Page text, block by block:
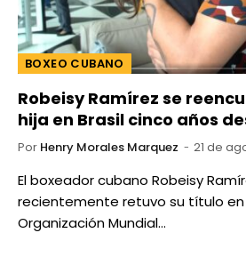
BOXEO CUBANO
Robeisy Ramírez se
hija en Brasil cinco años
Por Henry Morales Marquez 21 de
El boxeador cubano Robeisy
recientemente retuvo su título
Organización Mundial…